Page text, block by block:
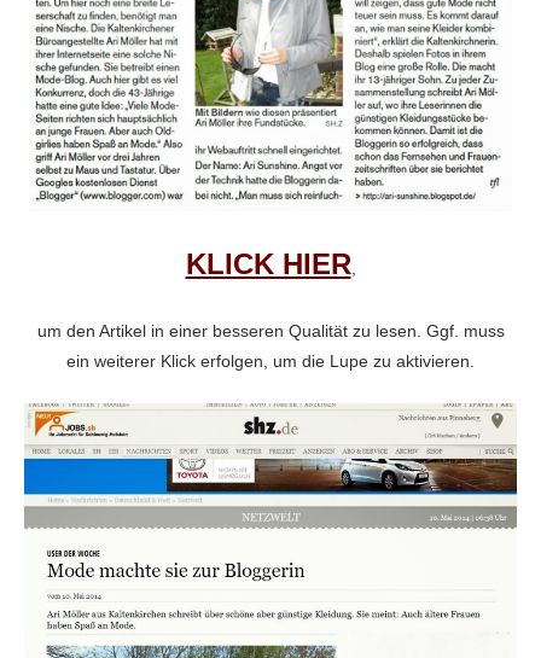
KLICK HIER,
um den Artikel in einer besseren Qualität zu lesen. Ggf. muss
ein weiterer Klick erfolgen, um die Lupe zu aktivieren.